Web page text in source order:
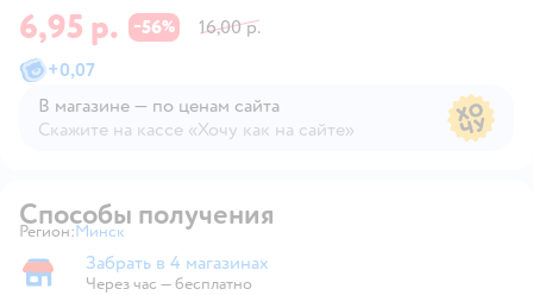
6,95 р. −56%
16,00 р.
+0,07
В магазине — по ценам сайта
Скажите на кассе «Хочу как на сайте»
Способы получения
Регион: Выбор адреса доставки.
Минск
Забрать в магазине
Забрать в 4 магазинах
Через час — бесплатно